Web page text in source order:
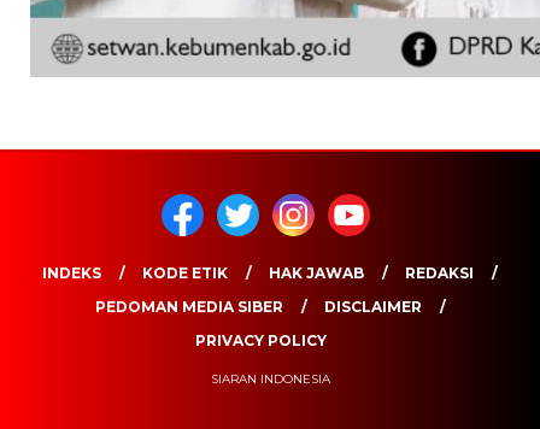
INDEKS KODE ETIK HAK JAWAB
REDAKSI
PEDOMAN MEDIA SIBER
DISCLAIMER
PRIVACY POLICY
SIARAN INDONESIA